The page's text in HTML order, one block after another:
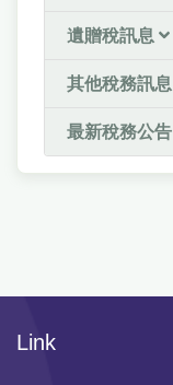
遺贈稅訊息
其他稅務訊息
最新稅務公告
Link